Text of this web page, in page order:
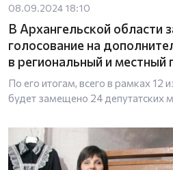
08.09.2024 18:10
В Архангельской области
голосование на
в региональный и местный
По его итогам, всего в рамках 12
будет замещено 24 депутатских